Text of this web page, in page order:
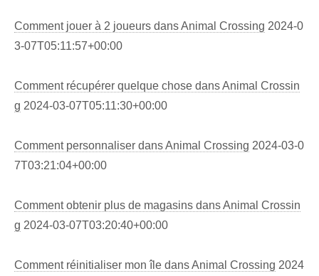
Comment jouer à 2 joueurs dans Animal Crossing 2024-0
3-07T05:11:57+00:00
Comment récupérer quelque chose dans Animal Crossin
g 2024-03-07T05:11:30+00:00
Comment personnaliser dans Animal Crossing 2024-03-0
7T03:21:04+00:00
Comment obtenir plus de magasins dans Animal Crossin
g 2024-03-07T03:20:40+00:00
Comment réinitialiser mon île dans Animal Crossing 2024